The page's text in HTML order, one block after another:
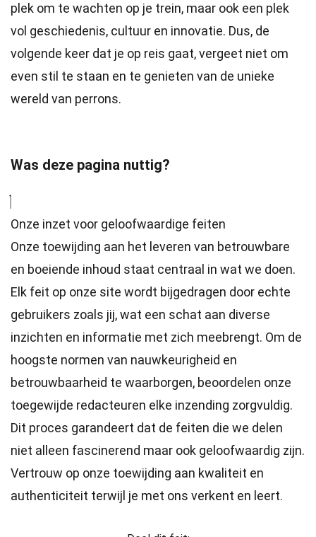
plek om te wachten op je trein, maar ook een plek
vol geschiedenis, cultuur en innovatie. Dus, de
volgende keer dat je op reis gaat, vergeet niet om
even stil te staan en te genieten van de unieke
wereld van perrons.
Was deze pagina nuttig?
Onze inzet voor geloofwaardige feiten
Onze toewijding aan het leveren van betrouwbare
en boeiende inhoud staat centraal in wat we doen.
Elk feit op onze site wordt bijgedragen door echte
gebruikers zoals jij, wat een schat aan diverse
inzichten en informatie met zich meebrengt. Om de
hoogste normen van nauwkeurigheid en
betrouwbaarheid te waarborgen, beoordelen onze
toegewijde redacteuren elke inzending zorgvuldig.
Dit proces garandeert dat de feiten die we delen
niet alleen fascinerend maar ook geloofwaardig zijn.
Vertrouw op onze toewijding aan kwaliteit en
authenticiteit terwijl je met ons verkent en leert.